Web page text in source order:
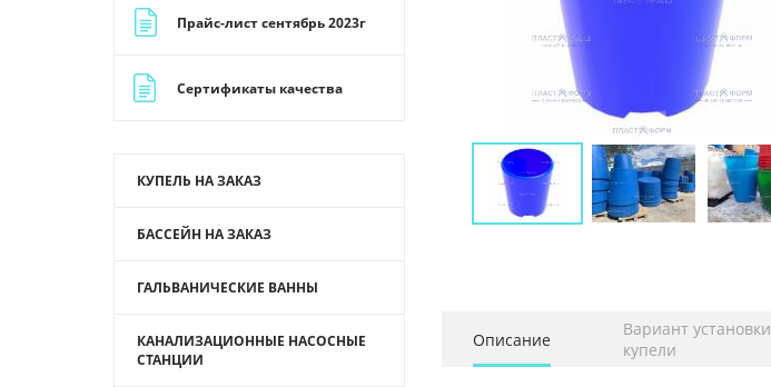
Прайс-лист сентябрь 2023г
Сертификаты качества
КУПЕЛЬ НА ЗАКАЗ
БАССЕЙН НА ЗАКАЗ
ГАЛЬВАНИЧЕСКИЕ ВАННЫ
КАНАЛИЗАЦИОННЫЕ НАСОСНЫЕ
СТАНЦИИ
Описание
Вариант установки
купели